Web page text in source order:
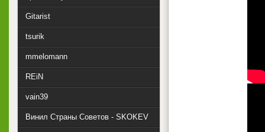
Gitarist
tsurik
mmelomann
REiN
vain39
Винил Страны Советов - SKOKEV